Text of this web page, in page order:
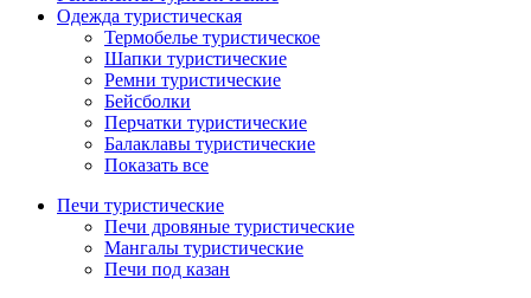
Одежда туристическая
Термобелье туристическое
Шапки туристические
Ремни туристические
Бейсболки
Перчатки туристические
Балаклавы туристические
Показать все
Печи туристические
Печи дровяные туристические
Мангалы туристические
Печи под казан